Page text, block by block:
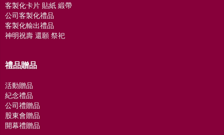
客製化卡片 貼紙 緞帶
公司客製化禮品
客製化輸出禮品
神明祝壽 還願 祭祀
禮品贈品
活動贈品
紀念禮品
公司禮贈品
股東會贈品
開幕禮贈品